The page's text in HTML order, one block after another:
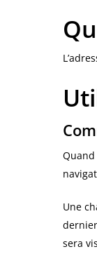
Une
sera